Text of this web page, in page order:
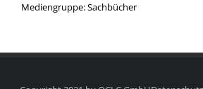
Suche nach dieser Beteiligten Person
Mediengruppe:Sachbücher